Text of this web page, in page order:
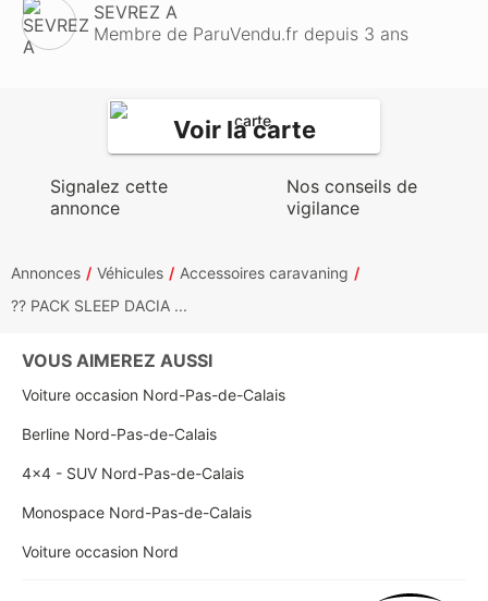
SEVREZ A
Membre de ParuVendu.fr depuis 3 ans
Voir la carte
Signalez cette
annonce
Nos conseils de
vigilance
Annonces Véhicules
Accessoires caravaning
?? PACK SLEEP DACIA ...
VOUS AIMEREZ AUSSI
Voiture occasion Nord-Pas-de-Calais
Berline Nord-Pas-de-Calais
4x4 - SUV Nord-Pas-de-Calais
Monospace Nord-Pas-de-Calais
Voiture occasion Nord